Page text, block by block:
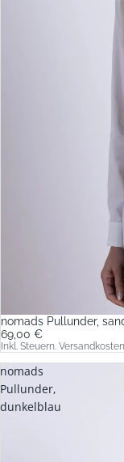
nomads Pullunder,
69,00 €
Inkl. Steuern.
nomads
Pullunder,
dunkelblau